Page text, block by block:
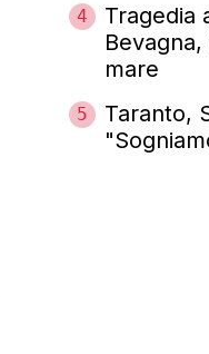
4
Tragedia
mare
5
Taranto,